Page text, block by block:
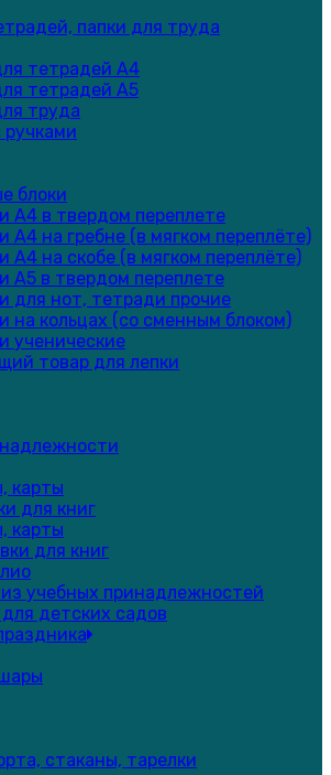
папки для труда
тетрадей А4
тетрадей А5
труда
ручками
блоки
А4 в твердом переплете
А4 на гребне (в мягком переплёте)
А4 на скобе (в мягком переплёте)
А5 в твердом переплете
для нот, тетради прочие
на кольцах (со сменным блоком)
ученические
товар для лепки
карты
для книг
карты
для книг
учебных принадлежностей
детских садов
стаканы, тарелки